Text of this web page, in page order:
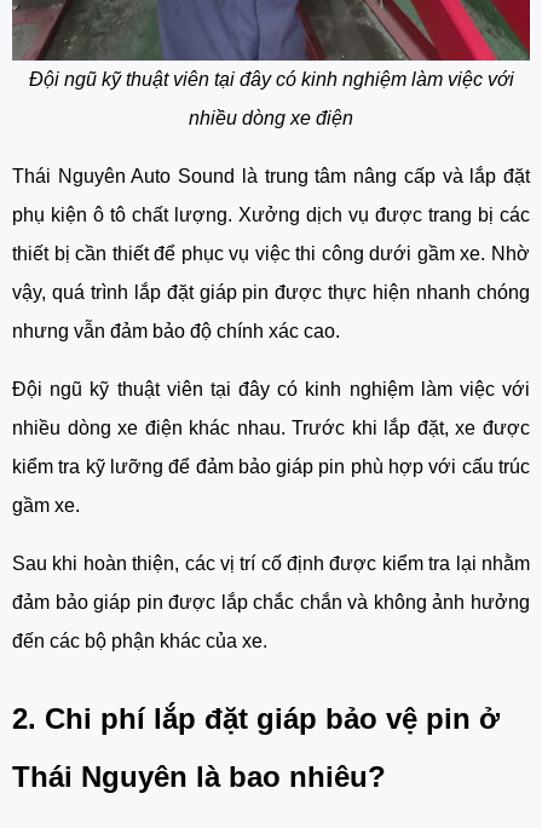
Đội ngũ kỹ thuật viên tại đây có kinh nghiệm làm việc với
nhiều dòng xe điện
Thái Nguyên Auto Sound là trung tâm nâng cấp và lắp đặt
phụ kiện ô tô chất lượng. Xưởng dịch vụ được trang bị các
thiết bị cần thiết để phục vụ việc thi công dưới gầm xe. Nhờ
vậy, quá trình lắp đặt giáp pin được thực hiện nhanh chóng
nhưng vẫn đảm bảo độ chính xác cao.
Đội ngũ kỹ thuật viên tại đây có kinh nghiệm làm việc với
nhiều dòng xe điện khác nhau. Trước khi lắp đặt, xe được
kiểm tra kỹ lưỡng để đảm bảo giáp pin phù hợp với cấu trúc
gầm xe.
Sau khi hoàn thiện, các vị trí cố định được kiểm tra lại nhằm
đảm bảo giáp pin được lắp chắc chắn và không ảnh hưởng
đến các bộ phận khác của xe.
2. Chi phí lắp đặt giáp bảo vệ pin ở
Thái Nguyên là bao nhiêu?